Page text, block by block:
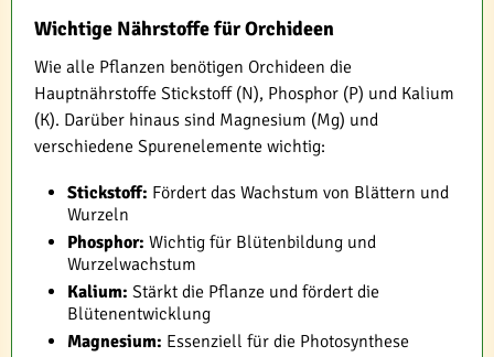
Wichtige Nährstoffe für Orchideen
Wie alle Pflanzen benötigen Orchideen die
Hauptnährstoffe Stickstoff (N), Phosphor (P) und Kalium
(K). Darüber hinaus sind Magnesium (Mg) und
verschiedene Spurenelemente wichtig:
Stickstoff: Fördert das Wachstum von Blättern und
Wurzeln
Phosphor: Wichtig für Blütenbildung und
Wurzelwachstum
Kalium: Stärkt die Pflanze und fördert die
Blütenentwicklung
Magnesium: Essenziell für die Photosynthese